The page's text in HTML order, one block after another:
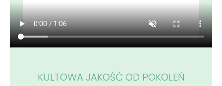
KULTOWA JAKOŚĆ OD POKOLEŃ